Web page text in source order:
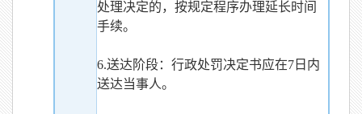
处理决定的，按规定程序办理延长时间
手续。
6.送达阶段：行政处罚决定书应在7日内
送达当事人。